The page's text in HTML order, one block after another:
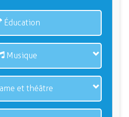
Éducation
Musique
et théâtre